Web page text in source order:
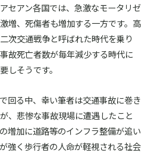
セアン各国では、急激なモータリゼ
増、死傷者も増加する一方です。高
次交通戦争と呼ばれた時代を乗り
故死亡者数が毎年減少する時代に
しそうです。
回る中、幸い筆者は交通事故に巻き
、悲惨な事故現場に遭遇したこと
増加に道路等のインフラ整備が追い
強く歩行者の人命が軽視される社会